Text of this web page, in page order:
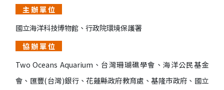
主 辦 單 位
國立海洋科技博物館、行政院環境保護署
協 辦 單 位
Two Oceans Aquarium、台灣珊瑚礁學會、海洋公民基金
會、匯豐(台灣)銀行、花蓮縣政府教育處、基隆市政府、國立